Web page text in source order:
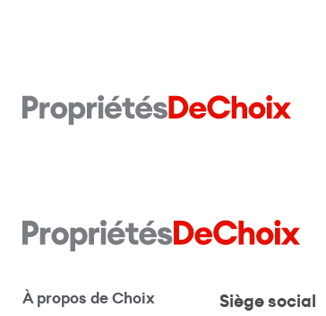
À propos de Choix
Siège social